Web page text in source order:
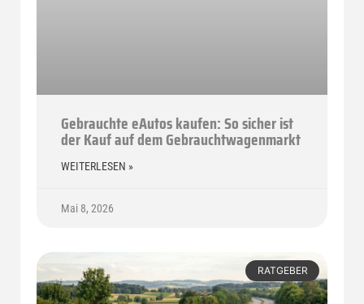
Gebrauchte eAutos kaufen: So sicher ist
der Kauf auf dem Gebrauchtwagenmarkt
WEITERLESEN »
Mai 8, 2026
RATGEBER